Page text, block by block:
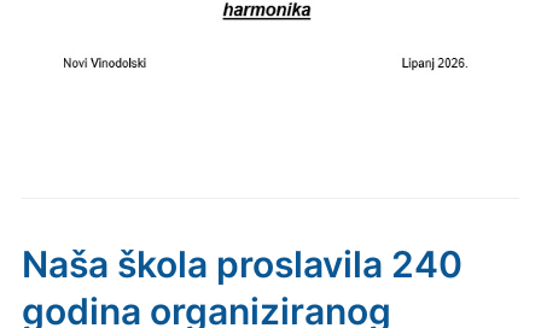
Naša škola proslavila 240
godina organiziranog